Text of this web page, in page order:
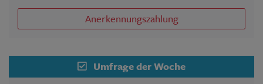
Anerkennungszahlung
Umfrage der Woche